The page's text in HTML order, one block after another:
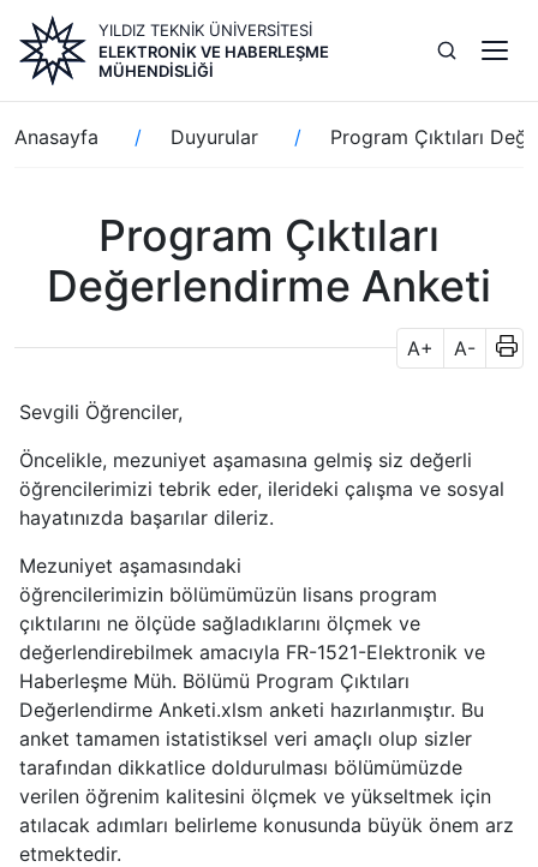
içeriğe
atla
YILDIZ TEKNİK ÜNİVERSİTESİ
ELEKTRONIK VE HABERLEŞME
MÜHENDISLIĞI
Sayfa
yolu
Anasayfa Duyurular Program Çıktıları
Program Çıktıları
Değerlendirme Anketi
A+ A-
Sevgili Öğrenciler,
Öncelikle, mezuniyet aşamasına gelmiş siz değerli
öğrencilerimizi tebrik eder, ilerideki çalışma ve sosyal
hayatınızda başarılar dileriz.
Mezuniyet aşamasındaki
öğrencilerimizin bölümümüzün lisans program
çıktılarını ne ölçüde sağladıklarını ölçmek ve
değerlendirebilmek amacıyla FR-1521-Elektronik ve
Haberleşme Müh. Bölümü Program Çıktıları
Değerlendirme Anketi.xlsm anketi hazırlanmıştır. Bu
anket tamamen istatistiksel veri amaçlı olup sizler
tarafından dikkatlice doldurulması bölümümüzde
verilen öğrenim kalitesini ölçmek ve yükseltmek için
atılacak adımları belirleme konusunda büyük önem arz
etmektedir.